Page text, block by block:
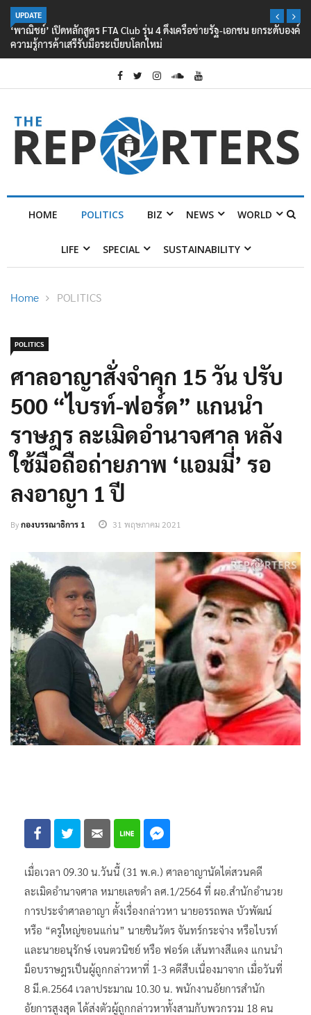
UPDATE
‘พาณิชย์’ เปิดหลักสูตร FTA Club รุ่น 4 ดึงเครือข่ายรัฐ-เอกชน ยกระดับองค์
ความรู้การค้าเสรีรับมือระเบียบโลกใหม่
HOME POLITICS BIZ NEWS WORLD
LIFE SPECIAL SUSTAINABILITY
Home POLITICS
POLITICS
ศาลอาญาสั่งจำคุก 15 วัน ปรับ
500 “ไบรท์-ฟอร์ด” แกนนำ
ราษฎร ละเมิดอำนาจศาล หลัง
ใช้มือถือถ่ายภาพ ‘แอมมี่’ รอ
ลงอาญา 1 ปี
Byกองบรรณาธิการ 1 31 พฤษภาคม 2021
เมื่อเวลา 09.30 น.วันนี้ (31 พ.ค.) ศาลอาญานัดไต่สวนคดี
ละเมิดอำนาจศาล หมายเลขดำ ลศ.1/2564 ที่ ผอ.สำนักอำนวย
การประจำศาลอาญา ตั้งเรื่องกล่าวหา นายอรรถพล บัวพัฒน์
หรือ “ครูใหญ่ขอนแก่น” นายชินวัตร จันทร์กระจ่าง หรือไบรท์
และนายอนุรักษ์ เจนตวนิชย์ หรือ ฟอร์ด เส้นทางสีแดง แกนนำ
ม็อบราษฎรเป็นผู้ถูกกล่าวหาที่ 1-3 คดีสืบเนื่องมาจาก เมื่อวันที่
8 มี.ค.2564 เวลาประมาณ 10.30 น. พนักงานอัยการสำนัก
อัยการสูงสุด ได้ส่งตัวผู้ถูกกล่าวหาทั้งสามกับพวกรวม 18 คน